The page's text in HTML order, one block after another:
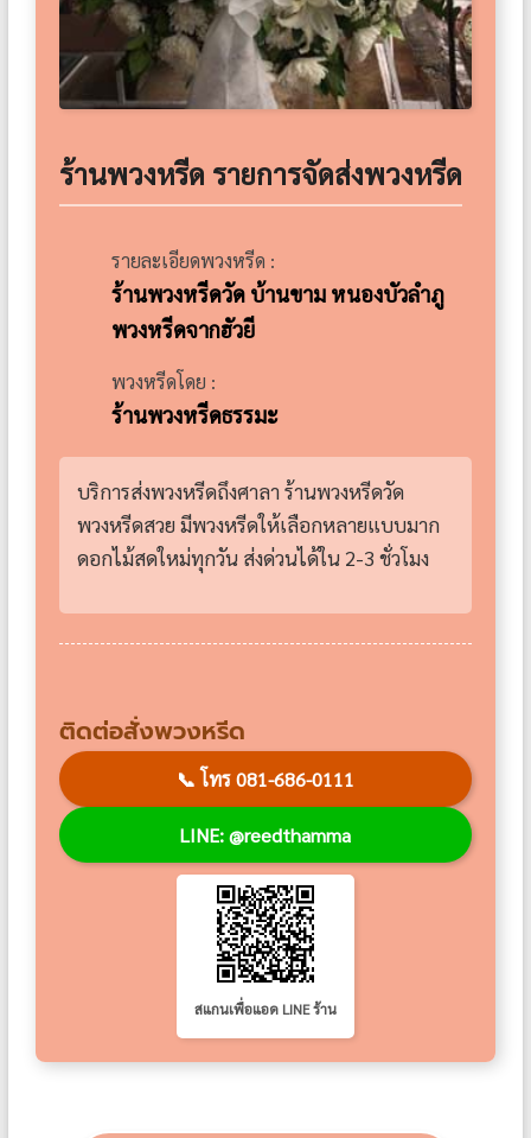
ร้านพวงหรีด รายการจัดส่งพวงหรีด
รายละเอียดพวงหรีด :
ร้านพวงหรีดวัด บ้านขาม หนองบัวลำภู
พวงหรีดจากฮัวยี
พวงหรีดโดย :
ร้านพวงหรีดธรรมะ
บริการส่งพวงหรีดถึงศาลา ร้านพวงหรีดวัด
พวงหรีดสวย มีพวงหรีดให้เลือกหลายแบบมาก
ดอกไม้สดใหม่ทุกวัน ส่งด่วนได้ใน 2-3 ชั่วโมง
ติดต่อสั่งพวงหรีด
📞 โทร 081-686-0111
LINE: @reedthamma
สแกนเพื่อแอด LINE ร้าน